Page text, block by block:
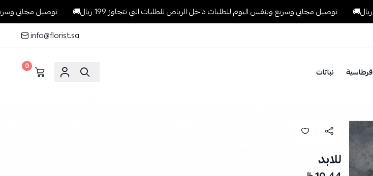
توصيل مجاني وسريع وبنفس اليوم للطلبات داخل الرياض للطلبات التي تتجاوز 199 ريال🚚 توصيل مجاني وسريع وبنفس
info@florist.sa
قرطاسية نباتات 0
للابد